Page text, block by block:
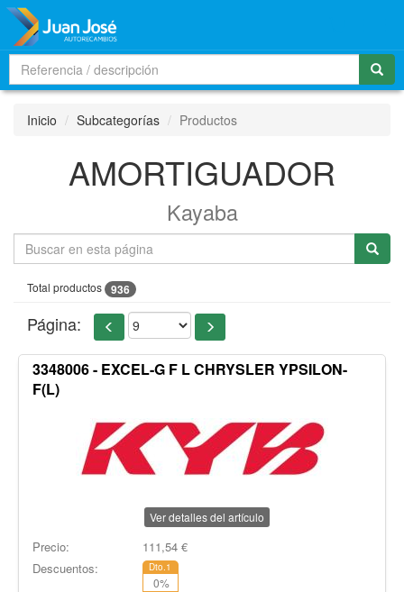
Inicio Subcategorías Productos
AMORTIGUADOR
Kayaba
Total productos 936
Página:
3348006 - EXCEL-G F L CHRYSLER YPSILON-
F(L)
Ver detalles del artículo
Precio: 111,54€
Descuentos:
Dto.1
0%